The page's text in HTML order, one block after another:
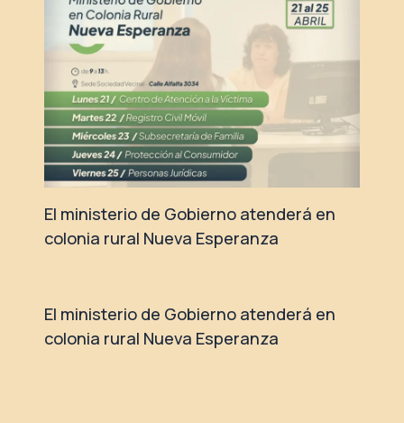
El ministerio de Gobierno atenderá en
colonia rural Nueva Esperanza
El ministerio de Gobierno atenderá en
colonia rural Nueva Esperanza